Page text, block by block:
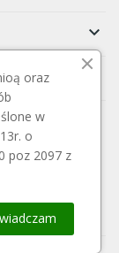
keyboard_arrow_down
oraz
w
o
poz 2097 z